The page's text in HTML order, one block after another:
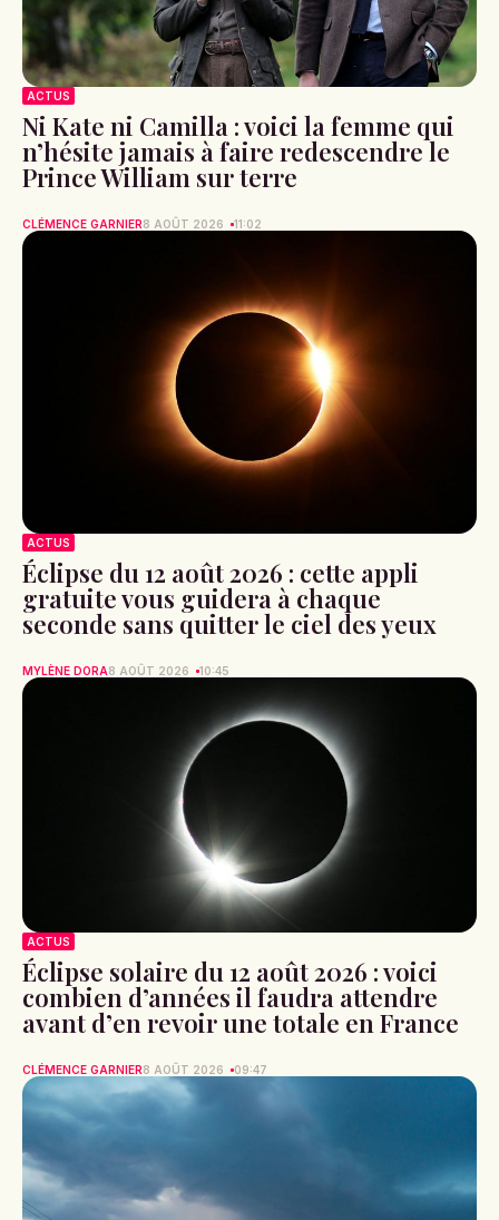
ACTUS
Ni Kate ni Camilla : voici la femme qui
n’hésite jamais à faire redescendre le
Prince William sur terre
CLÉMENCE GARNIER8 AOÛT 2026 11:02
ACTUS
Éclipse du 12 août 2026 : cette appli
gratuite vous guidera à chaque
seconde sans quitter le ciel des yeux
MYLÈNE DORA8 AOÛT 2026 10:45
ACTUS
Éclipse solaire du 12 août 2026 : voici
combien d’années il faudra attendre
avant d’en revoir une totale en France
CLÉMENCE GARNIER8 AOÛT 2026 09:47